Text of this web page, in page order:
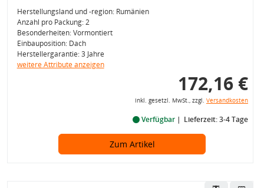
Herstellungsland und -region: Rumänien
Anzahl pro Packung: 2
Besonderheiten: Vormontiert
Einbauposition: Dach
Herstellergarantie: 3 Jahre
weitere Attribute anzeigen
172,16 €
inkl. gesetzl. MwSt., zzgl. Versandkosten
Verfügbar Lieferzeit: 3-4 Tage
Zum Artikel